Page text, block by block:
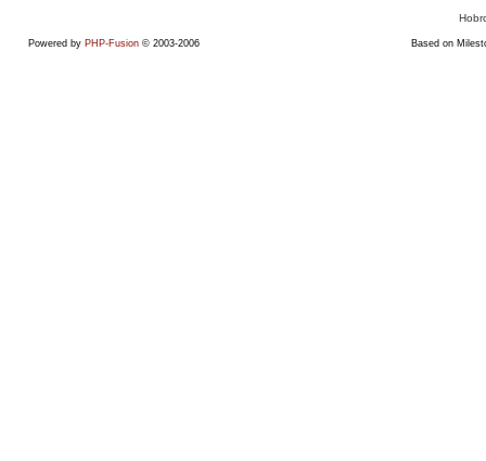
Powered by PHP-Fusion © 2003-2006 Based on